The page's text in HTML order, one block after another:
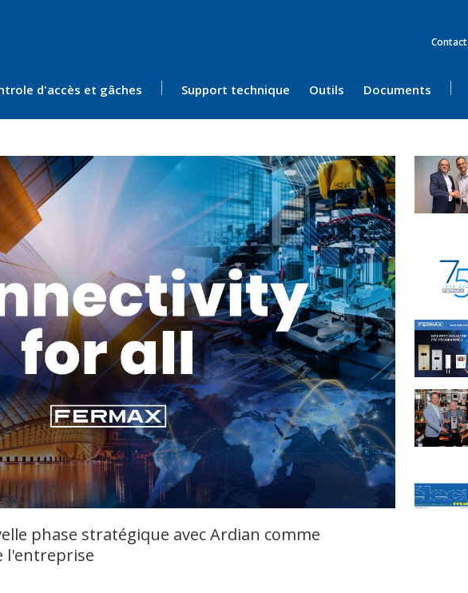
Contact
d'accès et gâches Support technique Outils Documents
phase stratégique avec Ardian comme
l'entreprise